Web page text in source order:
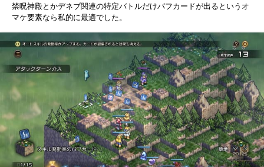
禁呪神殿とかデネブ関連の特定バトルだけバフカードが出るというオ
マケ要素なら私的に最適でした。